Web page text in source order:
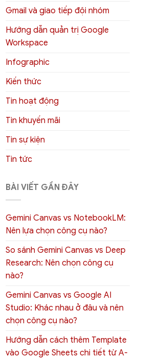
Gmail và giao tiếp đội nhóm
Hướng dẫn quản trị Google
Workspace
Infographic
Kiến thức
Tin hoạt động
Tin khuyến mãi
Tin sự kiện
Tin tức
BÀI VIẾT GẦN ĐÂY
Gemini Canvas vs NotebookLM:
Nên lựa chọn công cụ nào?
So sánh Gemini Canvas vs Deep
Research: Nên chọn công cụ
nào?
Gemini Canvas vs Google AI
Studio: Khác nhau ở đâu và nên
chọn công cụ nào?
Hướng dẫn cách thêm Template
vào Google Sheets chi tiết từ A-